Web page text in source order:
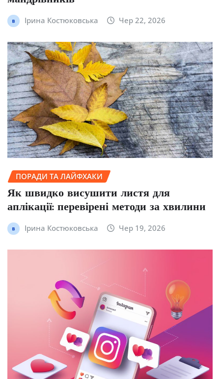
Ірина Костюковська Чер 22, 2026
ПОРАДИ ТА ЛАЙФХАКИ
Як швидко висушити листя для
аплікації: перевірені методи за хвилини
Ірина Костюковська Чер 19, 2026